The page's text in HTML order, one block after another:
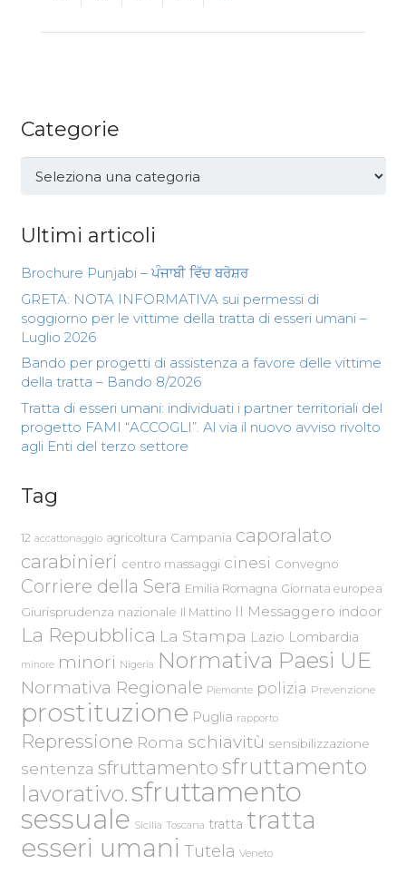
Categorie
Categorie
Ultimi articoli
Brochure Punjabi – ਪੰਜਾਬੀ ਵਿੱਚ ਬਰੋਸ਼ਰ
GRETA: NOTA INFORMATIVA sui permessi di
soggiorno per le vittime della tratta di esseri umani –
Luglio 2026
Bando per progetti di assistenza a favore delle vittime
della tratta – Bando 8/2026
Tratta di esseri umani: individuati i partner territoriali del
progetto FAMI “ACCOGLI”. Al via il nuovo avviso rivolto
agli Enti del terzo settore
Tag
12 accattonaggio agricoltura Campania caporalato
carabinieri centro massaggi cinesi Convegno
Corriere della Sera Emilia Romagna Giornata europea
Giurisprudenza nazionale Il Mattino Il Messaggero indoor
La Repubblica La Stampa Lazio Lombardia
minore minori Nigeria Normativa Paesi UE
Normativa Regionale Piemonte polizia Prevenzione
prostituzione Puglia rapporto
Repressione Roma schiavitù sensibilizzazione
sentenza sfruttamento sfruttamento
lavorativo.sfruttamento
sessuale Sicilia Toscana tratta tratta
esseri umani Tutela Veneto